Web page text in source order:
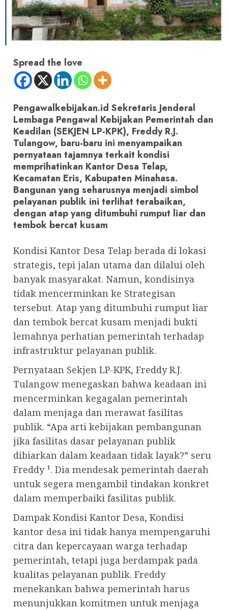
Spread the love
Pengawalkebijakan.id Sekretaris Jenderal
Lembaga Pengawal Kebijakan Pemerintah dan
Keadilan (SEKJEN LP-KPK), Freddy R.J.
Tulangow, baru-baru ini menyampaikan
pernyataan tajamnya terkait kondisi
memprihatinkan Kantor Desa Telap,
Kecamatan Eris, Kabupaten Minahasa.
Bangunan yang seharusnya menjadi simbol
pelayanan publik ini terlihat terabaikan,
dengan atap yang ditumbuhi rumput liar dan
tembok bercat kusam
Kondisi Kantor Desa Telap berada di lokasi
strategis, tepi jalan utama dan dilalui oleh
banyak masyarakat. Namun, kondisinya
tidak mencerminkan ke Strategisan
tersebut. Atap yang ditumbuhi rumput liar
dan tembok bercat kusam menjadi bukti
lemahnya perhatian pemerintah terhadap
infrastruktur pelayanan publik.
Pernyataan Sekjen LP-KPK, Freddy R.J.
Tulangow menegaskan bahwa keadaan ini
mencerminkan kegagalan pemerintah
dalam menjaga dan merawat fasilitas
publik. “Apa arti kebijakan pembangunan
jika fasilitas dasar pelayanan publik
dibiarkan dalam keadaan tidak layak?” seru
Freddy ¹. Dia mendesak pemerintah daerah
untuk segera mengambil tindakan konkret
dalam memperbaiki fasilitas publik.
Dampak Kondisi Kantor Desa, Kondisi
kantor desa ini tidak hanya mempengaruhi
citra dan kepercayaan warga terhadap
pemerintah, tetapi juga berdampak pada
kualitas pelayanan publik. Freddy
menekankan bahwa pemerintah harus
menunjukkan komitmen untuk menjaga